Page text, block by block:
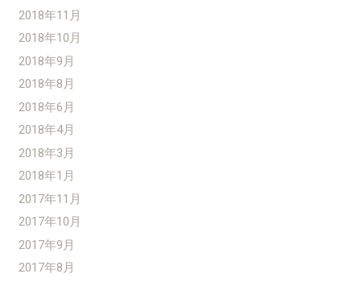
2018年11月
2018年10月
2018年9月
2018年8月
2018年6月
2018年4月
2018年3月
2018年1月
2017年11月
2017年10月
2017年9月
2017年8月